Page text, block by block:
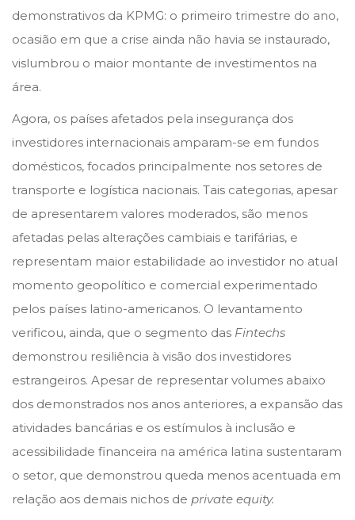
demonstrativos da KPMG: o primeiro trimestre do ano,
ocasião em que a crise ainda não havia se instaurado,
vislumbrou o maior montante de investimentos na
área.
Agora, os países afetados pela insegurança dos
investidores internacionais amparam-se em fundos
domésticos, focados principalmente nos setores de
transporte e logística nacionais. Tais categorias, apesar
de apresentarem valores moderados, são menos
afetadas pelas alterações cambiais e tarifárias, e
representam maior estabilidade ao investidor no atual
momento geopolítico e comercial experimentado
pelos países latino-americanos. O levantamento
verificou, ainda, que o segmento das Fintechs
demonstrou resiliência à visão dos investidores
estrangeiros. Apesar de representar volumes abaixo
dos demonstrados nos anos anteriores, a expansão das
atividades bancárias e os estímulos à inclusão e
acessibilidade financeira na américa latina sustentaram
o setor, que demonstrou queda menos acentuada em
relação aos demais nichos de private equity.